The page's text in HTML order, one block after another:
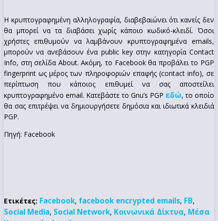
Η κρυπτογραφημένη αλληλογραφία, διαβεβαιώνει ότι κανείς δεν
θα μπορεί να τα διαβάσει χωρίς κάποιο κωδικό-κλειδί. Όσοι
χρήστες επιθυμούν να λαμβάνουν κρυπτογραφημένα emails,
μπορούν να ανεβάσουν ένα public key στην κατηγορία Contact
Info, στη σελίδα About. Ακόμη, το Facebook θα προβάλει το PGP
fingerprint ως μέρος των πληροφοριών επαφής (contact info), σε
περίπτωση που κάποιος επιθυμεί να σας αποστείλει
κρυπτογραφημένο email. Κατεβάστε το Gnu’s PGP εδώ, το οποίο
θα σας επιτρέψει να δημιουργήσετε δημόσια και ιδιωτικά κλειδιά
PGP.
Πηγή: Facebook
Ετικέτες: Facebook, facebook encrypted emails, FB,
Social Media, Social Network, Κοινωνικά Δίκτυα, Μέσα